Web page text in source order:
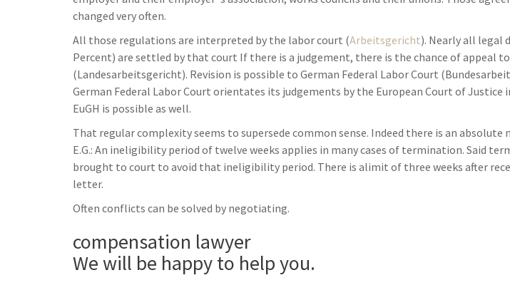
changed very often.
All those regulations are interpreted by the labor court (Arbeitsgericht). Nearly all legal
Percent) are settled by that court If there is a judgement, there is the chance of appeal
(Landesarbeitsgericht). Revision is possible to German Federal Labor Court
German Federal Labor Court orientates its judgements by the European Court of Justice
EuGH is possible as well.
That regular complexity seems to supersede common sense. Indeed there is an absolute
E.G.: An ineligibility period of twelve weeks applies in many cases of termination. Said
brought to court to avoid that ineligibility period. There is alimit of three weeks after
letter.
Often conflicts can be solved by negotiating.
compensation lawyer
We will be happy to help you.